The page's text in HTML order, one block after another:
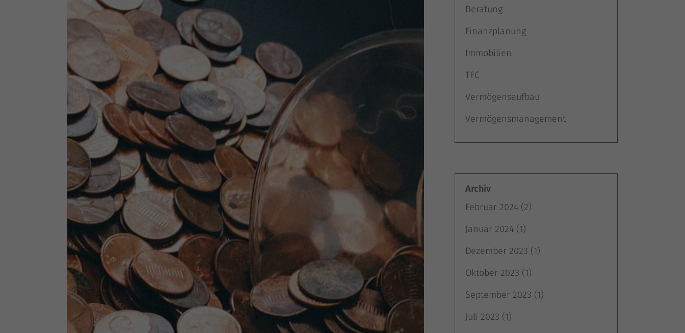
Beratung
Finanzplanung
Immobilien
TFC
Vermögensaufbau
Vermögensmanagement
Archiv
Februar 2024(2)
Januar 2024(1)
Dezember 2023 (1)
Oktober 2023 (1)
September 2023 (1)
Juli 2023 (1)